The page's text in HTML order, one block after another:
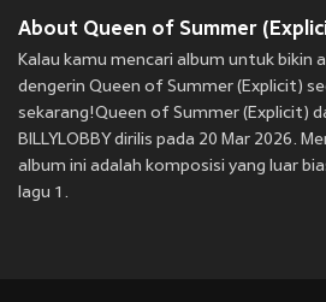
About Queen of Summer
Kalau kamu mencari album untuk bikin
dengerin Queen of Summer (Explicit)
sekarang!Queen of Summer (Explicit)
BILLYLOBBY dirilis pada 20 Mar 2026.
album ini adalah komposisi yang luar
lagu 1.